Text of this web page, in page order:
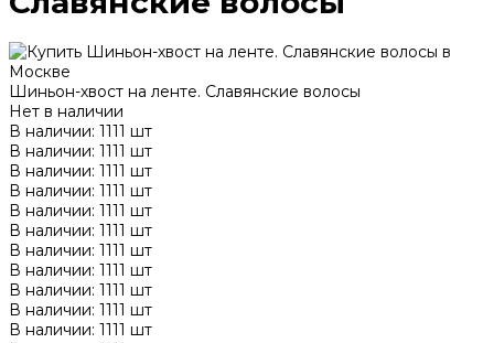
Шиньон-хвост на ленте. Славянские волосы
Нет в наличии
В наличии: 1111 шт
В наличии: 1111 шт
В наличии: 1111 шт
В наличии: 1111 шт
В наличии: 1111 шт
В наличии: 1111 шт
В наличии: 1111 шт
В наличии: 1111 шт
В наличии: 1111 шт
В наличии: 1111 шт
В наличии: 1111 шт